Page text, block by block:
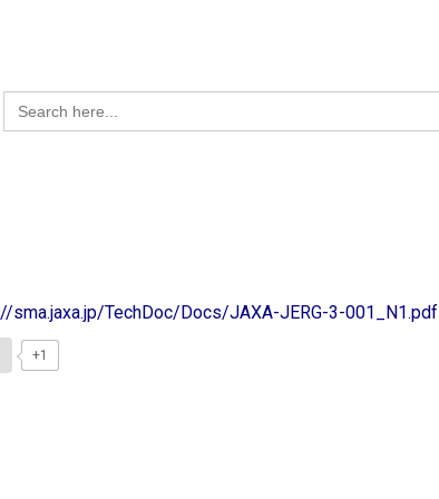
Search
for:
sma.jaxa.jp/TechDoc/Docs/JAXA-JERG-3-001_N1.pdf
+1